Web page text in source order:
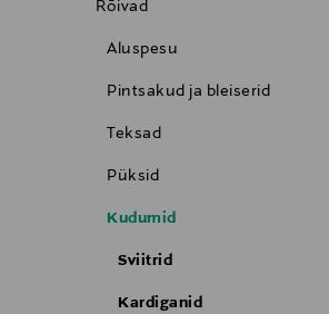
Rõivad
Aluspesu
Pintsakud ja bleiserid
Teksad
Püksid
Kudumid
Sviitrid
Kardiganid